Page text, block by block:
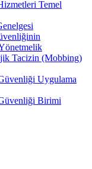
Temel
Tacizin (Mobbing)
Uygulama
Birimi